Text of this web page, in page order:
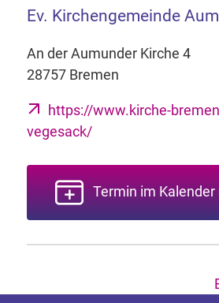
Ev. Kirchengemeinde
An der Aumunder Kirche 4
28757 Bremen
https://www.kirche-
vegesack/
Termin im Kalender